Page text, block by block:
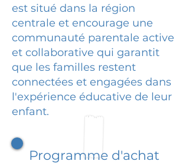
est situé dans la région
centrale et encourage une
communauté parentale active
et collaborative qui garantit
que les familles restent
connectées et engagées dans
l'expérience éducative de leur
enfant.
Programme d'achat